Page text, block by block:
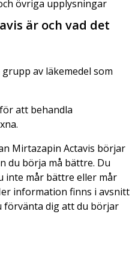
övriga upplysningar
är och vad det
av läkemedel som
att behandla
Mirtazapin Actavis börjar
du börja må bättre. Du
inte mår bättre eller mår
information finns i avsnitt
förvänta dig att du börjar